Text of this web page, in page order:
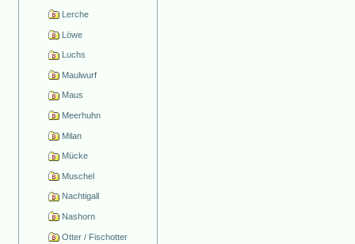
Lerche
Löwe
Luchs
Maulwurf
Maus
Meerhuhn
Milan
Mücke
Muschel
Nachtigall
Nashorn
Otter / Fischotter